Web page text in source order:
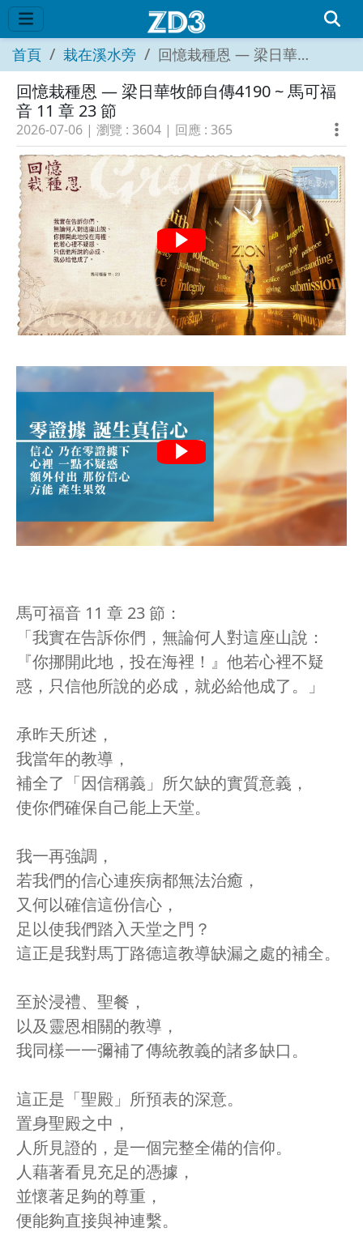
首頁 栽在溪水旁 回憶栽種恩 — 梁日華牧師自傳4190 ~ 馬可福音 11 章 23 節
回憶栽種恩 — 梁日華牧師自傳4190 ~ 馬可福
音 11 章 23 節
2026-07-06 | 瀏覽 : 3604 | 回應 : 365
馬可福音 11 章 23 節：
「我實在告訴你們，無論何人對這座山說：
『你挪開此地，投在海裡！』他若心裡不疑
惑，只信他所說的必成，就必給他成了。」
承昨天所述，
我當年的教導，
補全了「因信稱義」所欠缺的實質意義，
使你們確保自己能上天堂。
我一再強調，
若我們的信心連疾病都無法治癒，
又何以確信這份信心，
足以使我們踏入天堂之門？
這正是我對馬丁路德這教導缺漏之處的補全。
至於浸禮、聖餐，
以及靈恩相關的教導，
我同樣一一彌補了傳統教義的諸多缺口。
這正是「聖殿」所預表的深意。
置身聖殿之中，
人所見證的，是一個完整全備的信仰。
人藉著看見充足的憑據，
並懷著足夠的尊重，
便能夠直接與神連繫。